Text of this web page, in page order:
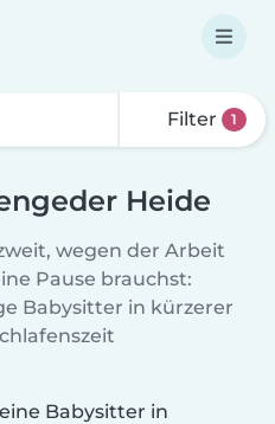
Filter 1
Heide
wegen der Arbeit
Pause brauchst:
Babysitter in kürzerer
Babysitter in